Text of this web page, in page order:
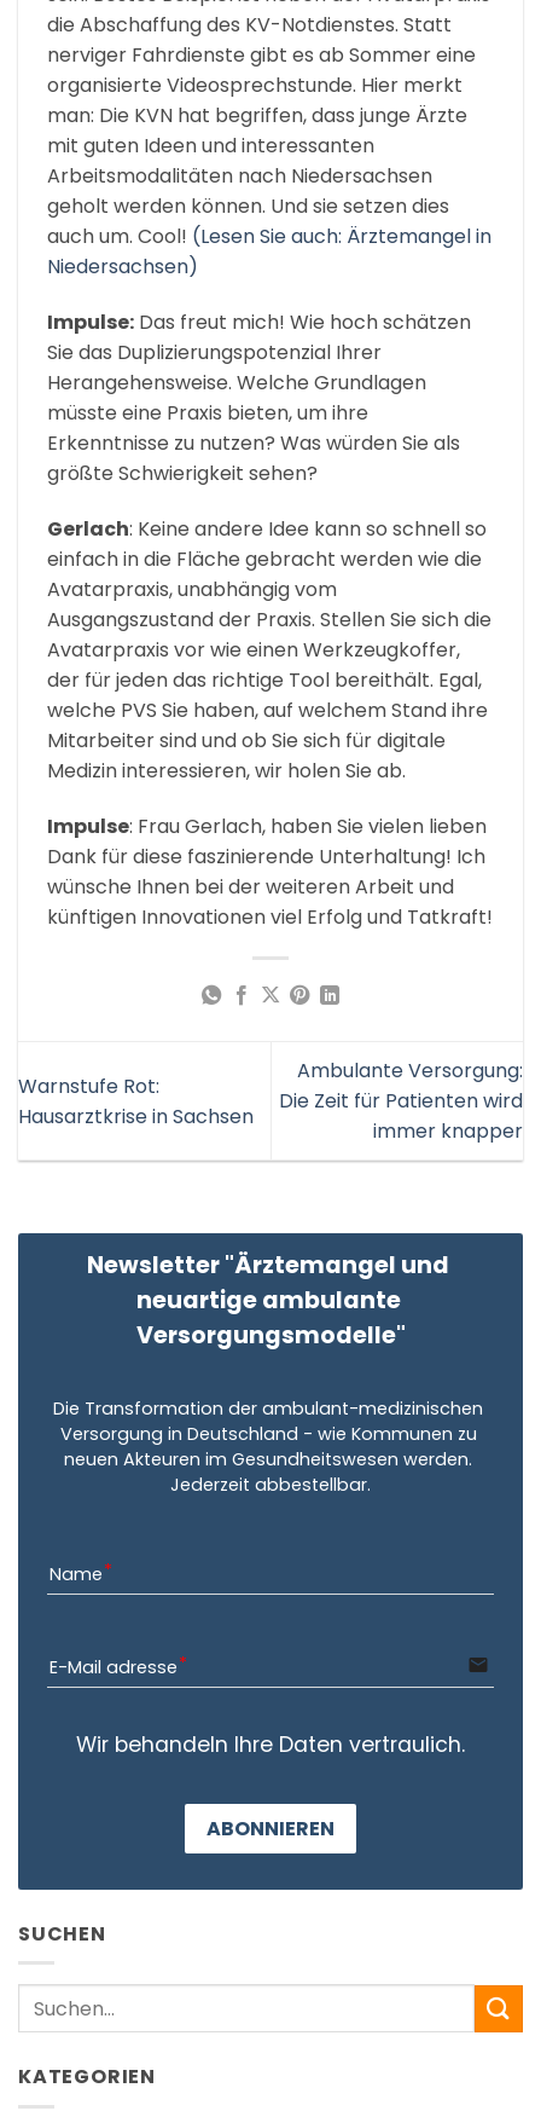
die Abschaffung des KV-Notdienstes. Statt
nerviger Fahrdienste gibt es ab Sommer eine
organisierte Videosprechstunde. Hier merkt
man: Die KVN hat begriffen, dass junge Ärzte
mit guten Ideen und interessanten
Arbeitsmodalitäten nach Niedersachsen
geholt werden können. Und sie setzen dies
auch um. Cool! (Lesen Sie auch: Ärztemangel in
Niedersachsen)
Impulse: Das freut mich! Wie hoch schätzen
Sie das Duplizierungspotenzial Ihrer
Herangehensweise. Welche Grundlagen
müsste eine Praxis bieten, um ihre
Erkenntnisse zu nutzen? Was würden Sie als
größte Schwierigkeit sehen?
Gerlach: Keine andere Idee kann so schnell so
einfach in die Fläche gebracht werden wie die
Avatarpraxis, unabhängig vom
Ausgangszustand der Praxis. Stellen Sie sich die
Avatarpraxis vor wie einen Werkzeugkoffer,
der für jeden das richtige Tool bereithält. Egal,
welche PVS Sie haben, auf welchem Stand ihre
Mitarbeiter sind und ob Sie sich für digitale
Medizin interessieren, wir holen Sie ab.
Impulse: Frau Gerlach, haben Sie vielen lieben
Dank für diese faszinierende Unterhaltung! Ich
wünsche Ihnen bei der weiteren Arbeit und
künftigen Innovationen viel Erfolg und Tatkraft!
Warnstufe Rot:
Hausarztkrise in Sachsen
Ambulante Versorgung:
Die Zeit für Patienten wird
immer knapper
Newsletter "Ärztemangel und
neuartige ambulante
Versorgungsmodelle"
Die Transformation der ambulant-medizinischen
Versorgung in Deutschland - wie Kommunen zu
neuen Akteuren im Gesundheitswesen werden.
Jederzeit abbestellbar.
Name
E-Mail adresse email
Wir behandeln Ihre Daten vertraulich.
ABONNIEREN
SUCHEN
Search
KATEGORIEN